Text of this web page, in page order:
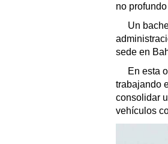
no
Un
sede en
En esta
trabajando
consolidar
vehículos